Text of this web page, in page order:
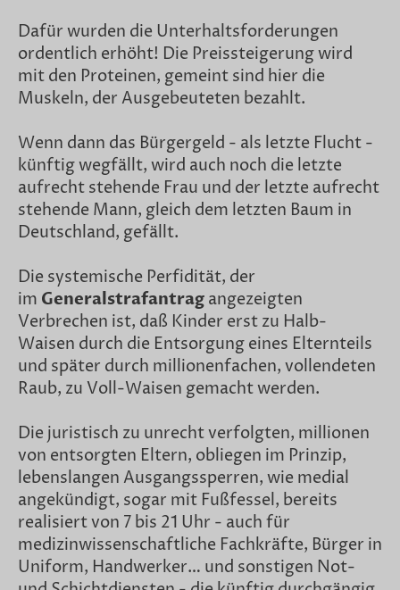
Dafür wurden die Unterhaltsforderungen
ordentlich erhöht! Die Preissteigerung wird
mit den Proteinen, gemeint sind hier die
Muskeln, der Ausgebeuteten bezahlt.
Wenn dann das Bürgergeld - als letzte Flucht -
künftig wegfällt, wird auch noch die letzte
aufrecht stehende Frau und der letzte aufrecht
stehende Mann, gleich dem letzten Baum in
Deutschland, gefällt.
Die systemische Perfidität, der
im Generalstrafantrag angezeigten
Verbrechen ist, daß Kinder erst zu Halb-
Waisen durch die Entsorgung eines Elternteils
und später durch millionenfachen, vollendeten
Raub, zu Voll-Waisen gemacht werden.
Die juristisch zu unrecht verfolgten, millionen
von entsorgten Eltern, obliegen im Prinzip,
lebenslangen Ausgangssperren, wie medial
angekündigt, sogar mit Fußfessel, bereits
realisiert von 7 bis 21 Uhr - auch für
medizinwissenschaftliche Fachkräfte, Bürger in
Uniform, Handwerker… und sonstigen Not-